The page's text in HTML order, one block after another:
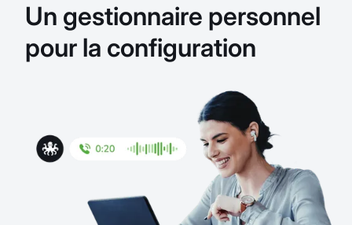
Un gestionnaire personnel
pour la configuration